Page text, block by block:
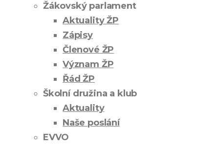
Žákovský parlament
Aktuality ŽP
Zápisy
Členové ŽP
Význam ŽP
Řád ŽP
Školní družina a klub
Aktuality
Naše poslání
EVVO